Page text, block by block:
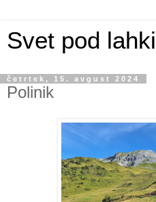
Svet pod
četrtek, 15. avgust 2024
Polinik